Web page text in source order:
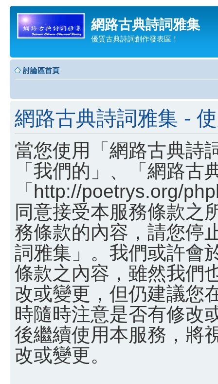
網路古典詩詞雅集
優質古典詩詞創作發表區！
討論區首頁
網路古典詩詞雅集 -
當您使用「網路古典詩
「我們的」、「網路古
「http://poetrys.org/
同意接受本服務條款之
務條款的內容，請您停
詞雅集」。我們或許會
條款之內容，雖然我們
改或變更，但仍建議您
時隨時注意是否有修改
後繼續使用本服務，將
改或變更。